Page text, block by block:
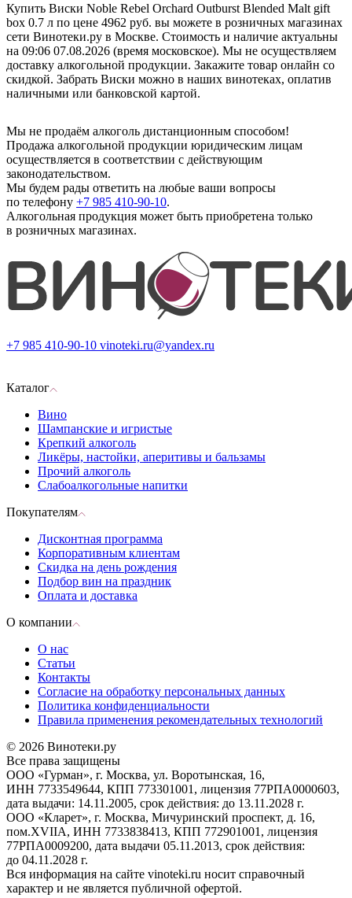
Купить Виски Noble Rebel Orchard Outburst Blended Malt gift
box 0.7 л по цене 4962 руб. вы можете в розничных магазинах
сети Винотеки.ру в Москве. Стоимость и наличие актуальны
на 09:06 07.08.2026 (время московское). Мы не осуществляем
доставку алкогольной продукции. Закажите товар онлайн со
скидкой. Забрать Виски можно в наших винотеках, оплатив
наличными или банковской картой.
Мы не продаём алкоголь дистанционным способом!
Продажа алкогольной продукции юридическим лицам
осуществляется в соответствии с действующим
законодательством.
Мы будем рады ответить на любые ваши вопросы
по телефону +7 985 410-90-10.
Алкогольная продукция может быть приобретена только
в розничных магазинах.
+7 985 410-90-10 vinoteki.ru@yandex.ru
Каталог
Вино
Шампанские и игристые
Крепкий алкоголь
Ликёры, настойки, аперитивы и бальзамы
Прочий алкоголь
Слабоалкогольные напитки
Покупателям
Дисконтная программа
Корпоративным клиентам
Скидка на день рождения
Подбор вин на праздник
Оплата и доставка
О компании
О нас
Статьи
Контакты
Согласие на обработку персональных данных
Политика конфиденциальности
Правила применения рекомендательных технологий
© 2026 Винотеки.ру
Все права защищены
ООО «Гурман», г. Москва, ул. Воротынская, 16,
ИНН 7733549644, КПП 773301001, лицензия 77РПА0000603,
дата выдачи: 14.11.2005, срок действия: до 13.11.2028 г.
ООО «Кларет», г. Москва, Мичуринский проспект, д. 16,
пом.XVIIA, ИНН 7733838413, КПП 772901001, лицензия
77РПА0009200, дата выдачи 05.11.2013, срок действия:
до 04.11.2028 г.
Вся информация на сайте vinoteki.ru носит справочный
характер и не является публичной офертой.